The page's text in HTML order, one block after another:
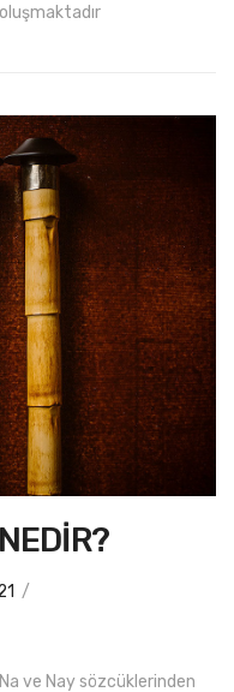
/
ve Nay sözcüklerinden